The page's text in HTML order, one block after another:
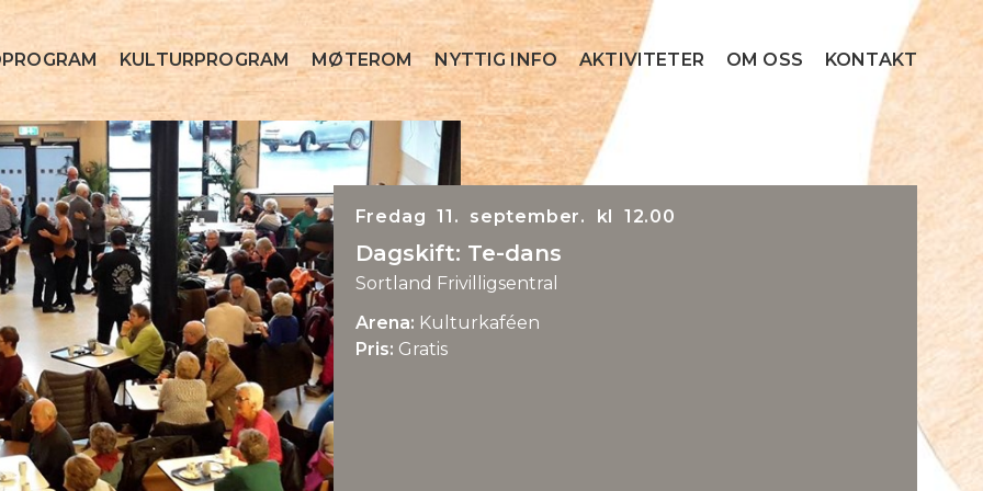
KULTURPROGRAM MØTEROM NYTTIG INFO AKTIVITETER OM OSS KONTAKT
Fredag 11. september. kl 12.00
Dagskift: Te-dans
Sortland Frivilligsentral
Arena: Kulturkaféen
Pris: Gratis